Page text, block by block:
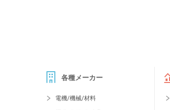
各種メーカー
電機/機械/材料